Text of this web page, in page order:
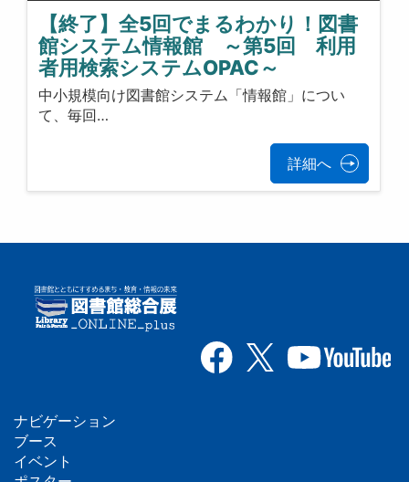
【終了】全5回でまるわかり！図書
館システム情報館 ～第5回 利用
者用検索システムOPAC～
中小規模向け図書館システム「情報館」につい
て、毎回…
詳細へ
フ
ナビゲーション
ブース
イベント